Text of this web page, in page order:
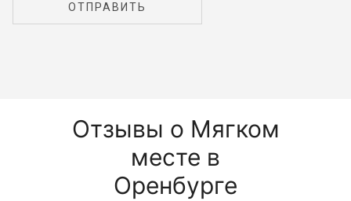
ОТПРАВИТЬ
Отзывы о Мягком
месте в
Оренбурге